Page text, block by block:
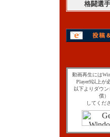
格闘選
動画再生には
Player9以上が
以下よりダウ
償）
してくだ